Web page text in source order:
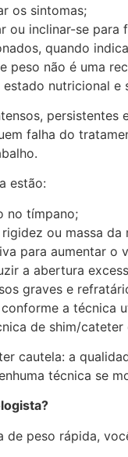
os sintomas;
ou inclinar-se para
quando
peso não é uma
nutricional e
falha do
estão:
no tímpano;
ou massa da
para aumentar o
a abertura
graves e
a técnica
de shim/
cautela: a
técnica se
de peso rápida,